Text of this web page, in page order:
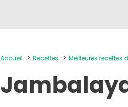
Accueil Recettes Meilleures recettes